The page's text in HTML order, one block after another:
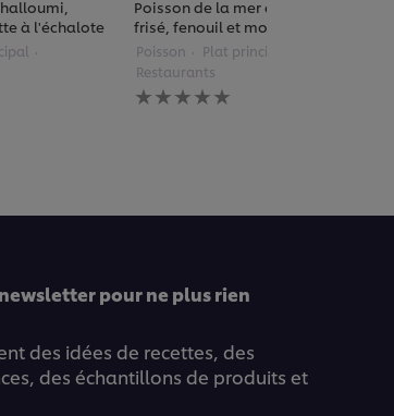
à l'échalote
Poisson de la mer du Nord, chou
frisé, fenouil et mousse de curry
Poisson
Plat principal
Restaurants
Aucune
évaluation
pour ne plus rien
des idées de recettes, des
des échantillons de produits et